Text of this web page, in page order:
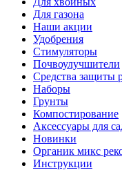
Для газона
Наши акции
Удобрения
Стимуляторы
Почвоулучшители
Средства защиты
Наборы
Грунты
Компостирование
Аксессуары для
Новинки
Органик микс
Инструкции